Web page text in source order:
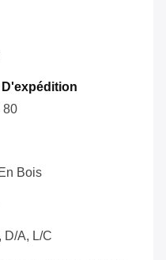
80
Bois
D/A, L/C